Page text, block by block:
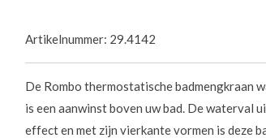
Artikelnummer: 29.4142
De Rombo thermostatische badmengkraan
is een aanwinst boven uw bad. De waterval
effect en met zijn vierkante vormen is deze